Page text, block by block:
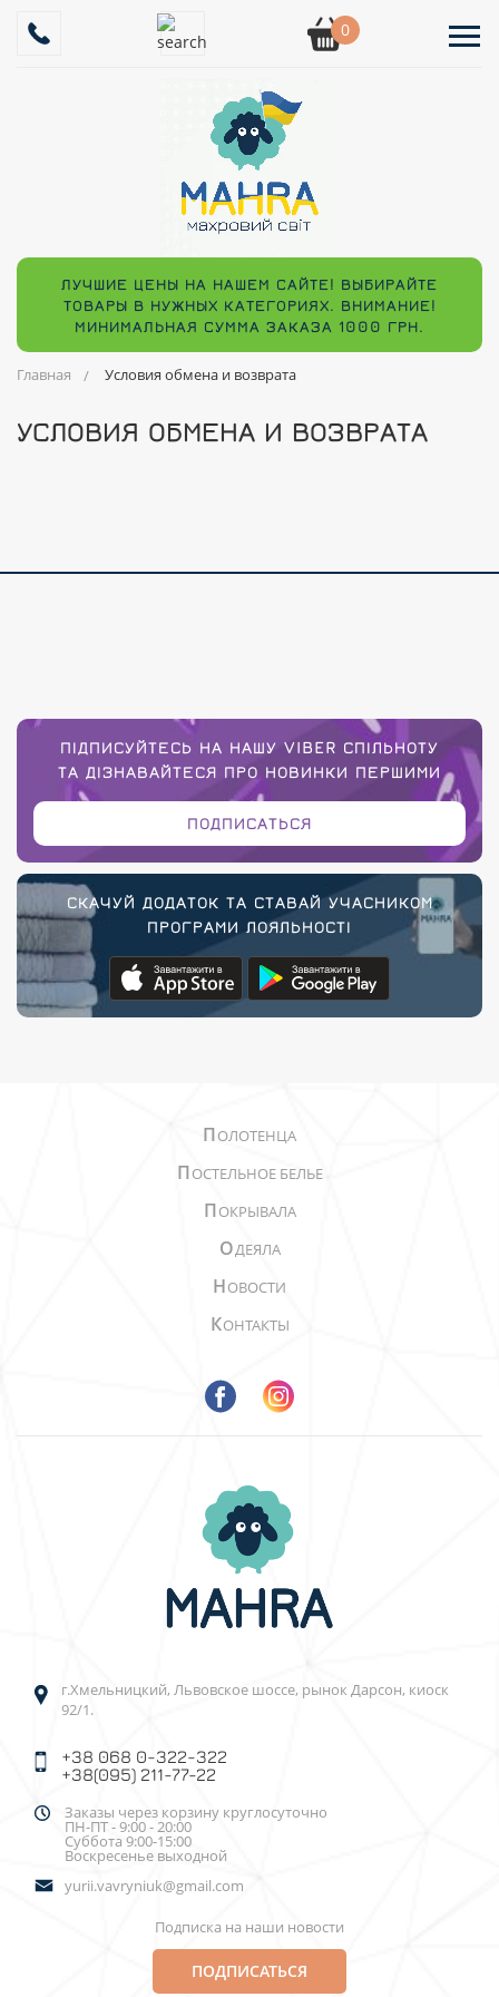
0
ЛУЧШИЕ ЦЕНЫ НА НАШЕМ САЙТЕ! ВЫБИРАЙТЕ
ТОВАРЫ В НУЖНЫХ КАТЕГОРИЯХ. ВНИМАНИЕ!
МИНИМАЛЬНАЯ СУММА ЗАКАЗА 1000 ГРН.
Главная Условия обмена и возврата
УСЛОВИЯ ОБМЕНА И ВОЗВРАТА
ПІДПИСУЙТЕСЬ НА НАШУ VIBER СПІЛЬНОТУ
ТА ДІЗНАВАЙТЕСЯ ПРО НОВИНКИ ПЕРШИМИ
ПОДПИСАТЬСЯ
СКАЧУЙ ДОДАТОК ТА СТАВАЙ УЧАСНИКОМ
ПРОГРАМИ ЛОЯЛЬНОСТІ
ПОЛОТЕНЦА
ПОСТЕЛЬНОЕ БЕЛЬЕ
ПОКРЫВАЛА
ОДЕЯЛА
НОВОСТИ
КОНТАКТЫ
г.Хмельницкий, Львовское шоссе, рынок Дарсон, киоск
92/1.
+38 068 0-322-322
+38(095) 211-77-22
Заказы через корзину круглосуточно
ПН-ПТ - 9:00 - 20:00
Суббота 9:00-15:00
Воскресенье выходной
yurii.vavryniuk@gmail.com
Подписка на наши новости
ПОДПИСАТЬСЯ